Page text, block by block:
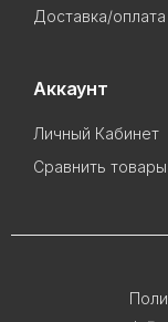
Доставка/оплата
Аккаунт
Личный Кабинет
Сравнить товары